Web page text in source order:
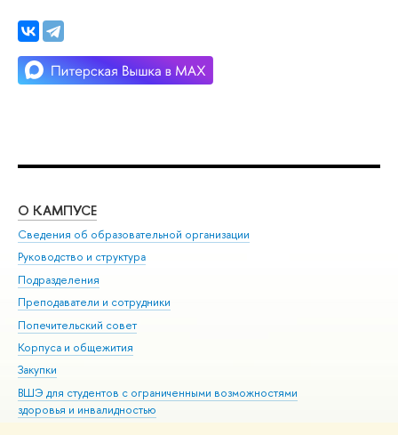
О КАМПУСЕ
Сведения об образовательной организации
Руководство и структура
Подразделения
Преподаватели и сотрудники
Попечительский совет
Корпуса и общежития
Закупки
ВШЭ для студентов с ограниченными возможностями
здоровья и инвалидностью